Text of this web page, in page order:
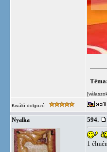
Téma:
Kiváló dolgozó
Nyalka 594.
1